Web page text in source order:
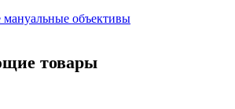
мануальные объективы
товары